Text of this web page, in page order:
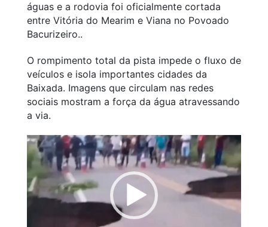
águas e a rodovia foi oficialmente cortada
entre Vitória do Mearim e Viana no Povoado
Bacurizeiro..
O rompimento total da pista impede o fluxo de
veículos e isola importantes cidades da
Baixada. Imagens que circulam nas redes
sociais mostram a força da água atravessando
a via.
Tocador
de
vídeo